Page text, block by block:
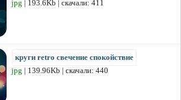
jpg | 193.6Kb | скачали: 411
круги retro свечение спокойствие
jpg | 139.96Kb | скачали: 440